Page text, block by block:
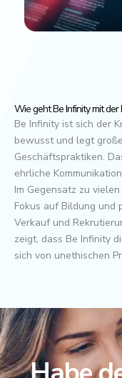
Wie geht Be Infinity mit
Be Infinity ist sich der
bewusst und legt
Geschäftspraktiken.
ehrliche
Im Gegensatz zu
Fokus auf Bildung
Verkauf und
zeigt, dass Be Infinity
sich von unethischen